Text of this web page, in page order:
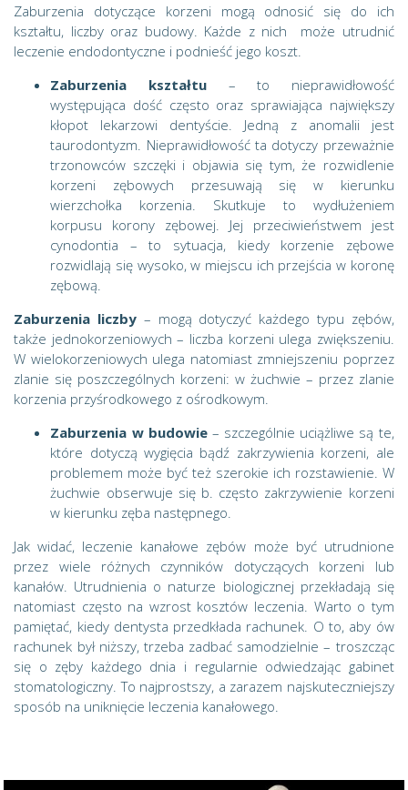
Zaburzenia dotyczące korzeni mogą odnosić się do ich
kształtu, liczby oraz budowy. Każde z nich może utrudnić
leczenie endodontyczne i podnieść jego koszt.
Zaburzenia kształtu– to nieprawidłowość
występująca dość często oraz sprawiająca największy
kłopot lekarzowi dentyście. Jedną z anomalii jest
taurodontyzm. Nieprawidłowość ta dotyczy przeważnie
trzonowców szczęki i objawia się tym, że rozwidlenie
korzeni zębowych przesuwają się w kierunku
wierzchołka korzenia. Skutkuje to wydłużeniem
korpusu korony zębowej. Jej przeciwieństwem jest
cynodontia – to sytuacja, kiedy korzenie zębowe
rozwidlają się wysoko, w miejscu ich przejścia w koronę
zębową.
Zaburzenia liczby – mogą dotyczyć każdego typu zębów,
także jednokorzeniowych – liczba korzeni ulega zwiększeniu.
W wielokorzeniowych ulega natomiast zmniejszeniu poprzez
zlanie się poszczególnych korzeni: w żuchwie – przez zlanie
korzenia przyśrodkowego z ośrodkowym.
Zaburzenia w budowie – szczególnie uciążliwe są te,
które dotyczą wygięcia bądź zakrzywienia korzeni, ale
problemem może być też szerokie ich rozstawienie. W
żuchwie obserwuje się b. często zakrzywienie korzeni
w kierunku zęba następnego.
Jak widać, leczenie kanałowe zębów może być utrudnione
przez wiele różnych czynników dotyczących korzeni lub
kanałów. Utrudnienia o naturze biologicznej przekładają się
natomiast często na wzrost kosztów leczenia. Warto o tym
pamiętać, kiedy dentysta przedkłada rachunek. O to, aby ów
rachunek był niższy, trzeba zadbać samodzielnie – troszcząc
się o zęby każdego dnia i regularnie odwiedzając gabinet
stomatologiczny. To najprostszy, a zarazem najskuteczniejszy
sposób na uniknięcie leczenia kanałowego.